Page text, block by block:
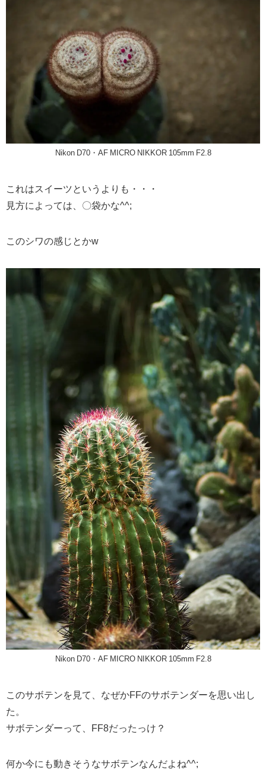
Nikon D70・AF MICRO NIKKOR 105mm F2.8
これはスイーツというよりも・・・
見方によっては、〇袋かな^^;
このシワの感じとかw
Nikon D70・AF MICRO NIKKOR 105mm F2.8
このサボテンを見て、なぜかFFのサボテンダーを思い出し
た。
サボテンダーって、FF8だったっけ？
何か今にも動きそうなサボテンなんだよね^^;